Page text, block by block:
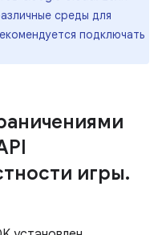
среды для
подключать
игры.